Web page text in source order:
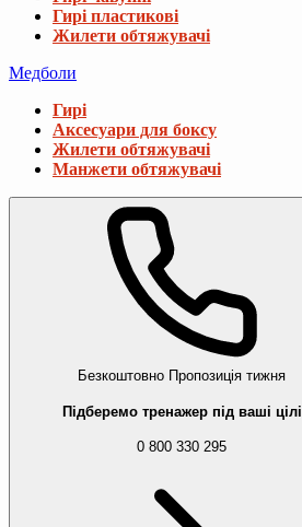
Гирі пластикові
Жилети обтяжувачі
Медболи
Гирі
Аксесуари для боксу
Жилети обтяжувачі
Манжети обтяжувачі
Безкоштовно Пропозиція тижня
Підберемо тренажер під ваші цілі
0 800 330 295